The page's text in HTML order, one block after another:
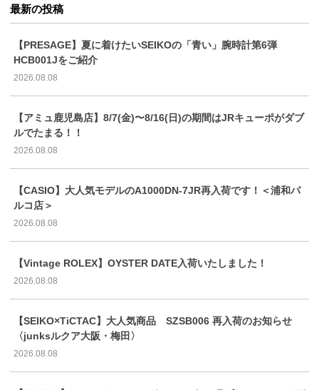
最新の投稿
【PRESAGE】夏に着けたいSEIKOの「青い」腕時計第6弾
HCB001Jをご紹介
2026.08.08
【アミュ鹿児島店】8/7(金)〜8/16(日)の期間はJRキューポがダブ
ルでたまる！！
2026.08.08
【CASIO】大人気モデルのA1000DN-7JR再入荷です！＜浦和パ
ルコ店＞
2026.08.08
【Vintage ROLEX】OYSTER DATE入荷いたしました！
2026.08.08
【SEIKO×TiCTAC】大人気商品 SZSB006 再入荷のお知らせ
〈junksルクア大阪・梅田〉
2026.08.08